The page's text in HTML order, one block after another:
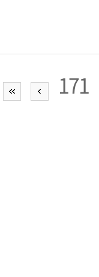
171